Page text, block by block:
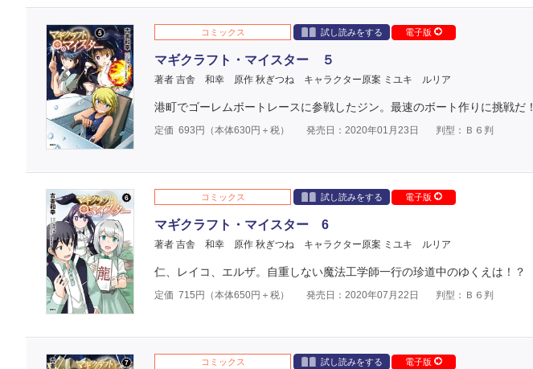
コミックス 試し読みをする 電子版
マギクラフト・マイスター ５
著者 吉舎 和幸 原作 秋ぎつね キャラクター原案 ミユキ ルリア
港町でゴーレムボートレースに参戦したジン。最速のボート作りに挑戦だ！
定価 693 円（本体630円＋税） 発売日：2020年01月23日 判型：Ｂ６判
コミックス 試し読みをする 電子版
マギクラフト・マイスター 6
著者 吉舎 和幸 原作 秋ぎつね キャラクター原案 ミユキ ルリア
仁、レイコ、エルザ。自重しない魔法工学師一行の珍道中のゆくえは！？
定価 715 円（本体650円＋税） 発売日：2020年07月22日 判型：Ｂ６判
コミックス 試し読みをする 電子版